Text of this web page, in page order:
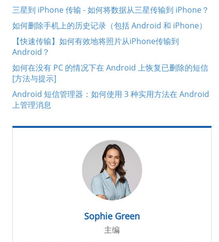
三星到 iPhone 传输 - 如何将数据从三星传输到 iPhone？
如何删除手机上的历史记录（包括 Android 和 iPhone）
【快速传输】如何有效地将照片从iPhone传输到
Android？
如何在没有 PC 的情况下在 Android 上恢复已删除的短信
[方法与提示]
Android 短信管理器：如何使用 3 种实用方法在 Android
上管理消息
Sophie Green
主编